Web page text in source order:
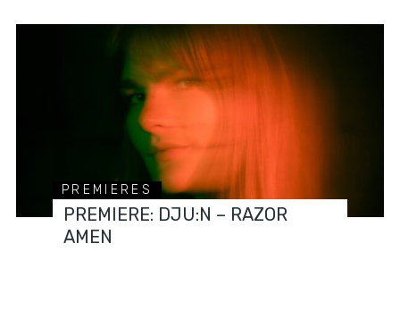
PREMIERES
PREMIERE: DJU:N – RAZOR
AMEN